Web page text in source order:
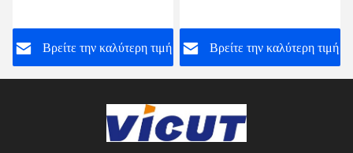
κοπής επαγγελματικών
καρτών Ηλεκτρική μηχανή
κοπής καρτών CC-330S
Βρείτε την καλύτερη τιμή
PLC Καρτέλες
Επενδυτικών Κεφαλαίων
Κεφαλαία 10s Ταχύτητα
Βρείτε την καλύτερη τιμή